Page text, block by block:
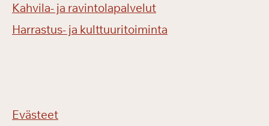
Kahvila- ja ravintolapalvelut
Harrastus- ja kulttuuritoiminta
Evästeet